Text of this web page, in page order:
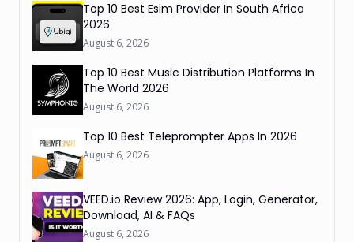
Top 10 Best Esim Provider In South Africa
2026
August 6, 2026
Top 10 Best Music Distribution Platforms In
The World 2026
August 6, 2026
Top 10 Best Teleprompter Apps In 2026
August 6, 2026
VEED.io Review 2026: App, Login, Generator,
Download, AI & FAQs
August 6, 2026